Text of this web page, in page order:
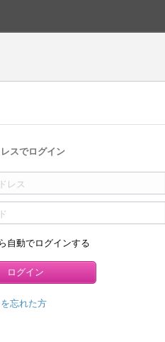
スでログイン
自動でログインする
忘れた方